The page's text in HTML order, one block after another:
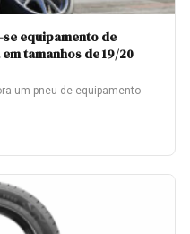
se equipamento de
tamanhos de 19/20
um pneu de equipamento